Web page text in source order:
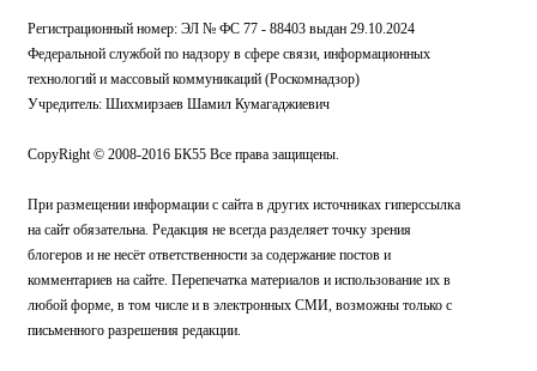
Регистрационный номер: ЭЛ № ФС 77 - 88403 выдан 29.10.2024
Федеральной службой по надзору в сфере связи, информационных
технологий и массовый коммуникаций (Роскомнадзор)
Учредитель: Шихмирзаев Шамил Кумагаджиевич
CopyRight © 2008-2016 БК55 Все права защищены.
При размещении информации с сайта в других источниках гиперссылка
на сайт обязательна. Редакция не всегда разделяет точку зрения
блогеров и не несёт ответственности за содержание постов и
комментариев на сайте. Перепечатка материалов и использование их в
любой форме, в том числе и в электронных СМИ, возможны только с
письменного разрешения редакции.